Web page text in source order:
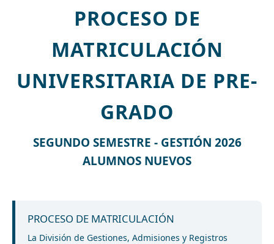
PROCESO DE
MATRICULACIÓN
UNIVERSITARIA DE PRE-
GRADO
SEGUNDO SEMESTRE - GESTIÓN 2026
ALUMNOS NUEVOS
PROCESO DE MATRICULACIÓN
La División de Gestiones, Admisiones y Registros